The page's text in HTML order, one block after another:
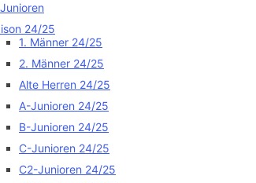
24/25
1. Männer 24/25
2. Männer 24/25
Alte Herren 24/25
A-Junioren 24/25
B-Junioren 24/25
C-Junioren 24/25
C2-Junioren 24/25